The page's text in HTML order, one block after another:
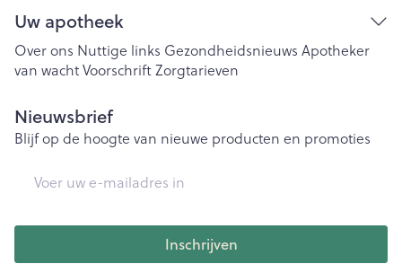
Uw apotheek
Over ons Nuttige links Gezondheidsnieuws Apotheker
van wachtVoorschriftZorgtarieven
Nieuwsbrief
Blijf op de hoogte van nieuwe producten en promoties
Inschrijven